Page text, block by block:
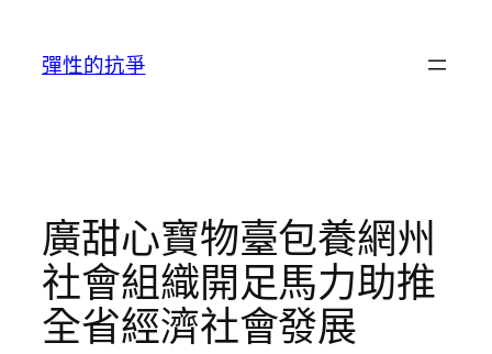
彈性的抗爭
廣甜心寶物臺包養網州
社會組織開足馬力助推
全省經濟社會發展